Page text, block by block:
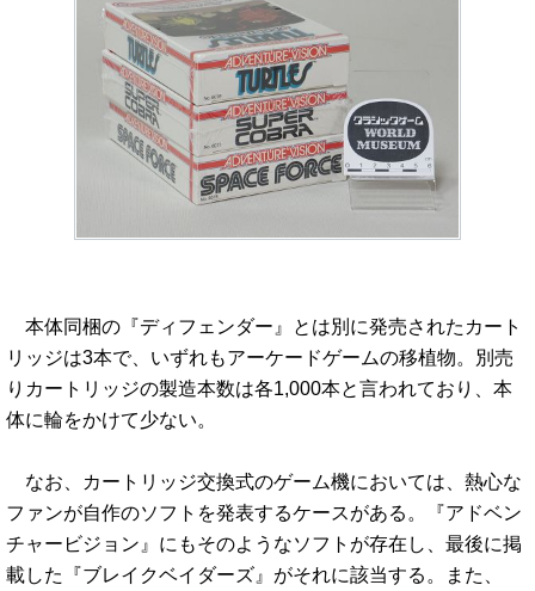
本体同梱の『ディフェンダー』とは別に発売されたカート
リッジは3本で、いずれもアーケードゲームの移植物。別売
りカートリッジの製造本数は各1,000本と言われており、本
体に輪をかけて少ない。
なお、カートリッジ交換式のゲーム機においては、熱心な
ファンが自作のソフトを発表するケースがある。『アドベン
チャービジョン』にもそのようなソフトが存在し、最後に掲
載した『ブレイクベイダーズ』がそれに該当する。また、